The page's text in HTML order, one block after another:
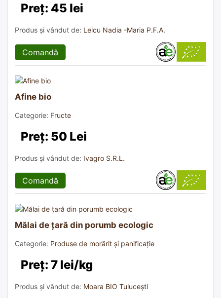
Preț: 45 lei
Produs și vândut de: Lelcu Nadia -Maria P.F.A.
Comandă
Afine bio
Categorie: Fructe
Preț: 50 Lei
Produs și vândut de: Ivagro S.R.L.
Comandă
Mălai de țară din porumb ecologic
Categorie: Produse de morărit și panificație
Preț: 7 lei/kg
Produs și vândut de: Moara BIO Tulucești